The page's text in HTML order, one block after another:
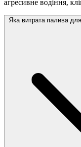
агресивне водіння,
Яка витрата палива